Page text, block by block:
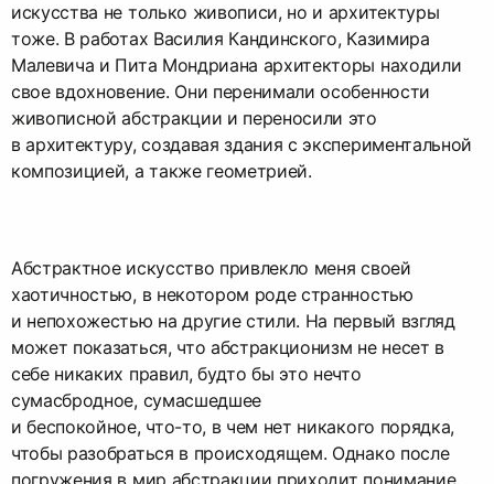
искусства не только живописи, но и архитектуры
тоже. В работах Василия Кандинского, Казимира
Малевича и Пита Мондриана архитекторы находили
свое вдохновение. Они перенимали особенности
живописной абстракции и переносили это
в архитектуру, создавая здания с экспериментальной
композицией, а также геометрией.
Абстрактное искусство привлекло меня своей
хаотичностью, в некотором роде странностью
и непохожестью на другие стили. На первый взгляд
может показаться, что абстракционизм не несет в
себе никаких правил, будто бы это нечто
сумасбродное, сумасшедшее
и беспокойное, что-то, в чем нет никакого порядка,
чтобы разобраться в происходящем. Однако после